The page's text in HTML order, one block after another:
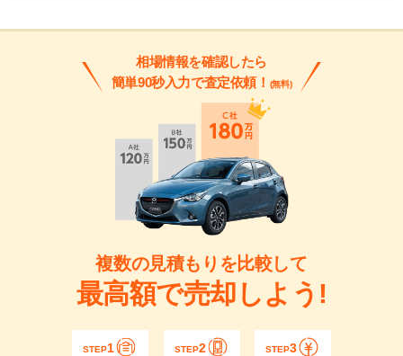
相場情報を確認したら
簡単90秒入力で査定依頼！ (無料)
複数の見積もりを比較して
最高額で売却しよう!
STEP1 STEP2 STEP3